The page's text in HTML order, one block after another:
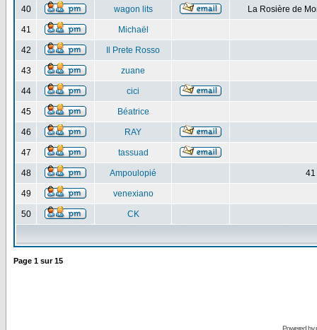
40 wagon lits La Rosière de
41 Michaël
42 Il Prete Rosso
43 zuane
44 cici
45 Béatrice
46 RAY
47 tassuad
48 Ampoulopié 41
49 venexiano
50 CK
Page 1 sur15
Powered by